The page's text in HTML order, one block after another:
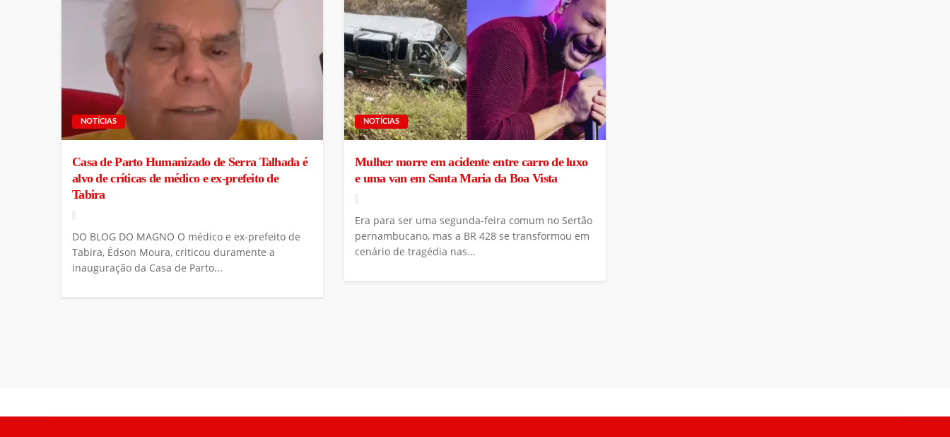
NOTÍCIAS
Casa de Parto Humanizado de Serra Talhada é
alvo de críticas de médico e ex-prefeito de
Tabira
DO BLOG DO MAGNO O médico e ex-prefeito de
Tabira, Édson Moura, criticou duramente a
inauguração da Casa de Parto...
NOTÍCIAS
Mulher morre em acidente entre carro de luxo
e uma van em Santa Maria da Boa Vista
Era para ser uma segunda-feira comum no Sertão
pernambucano, mas a BR 428 se transformou em
cenário de tragédia nas...